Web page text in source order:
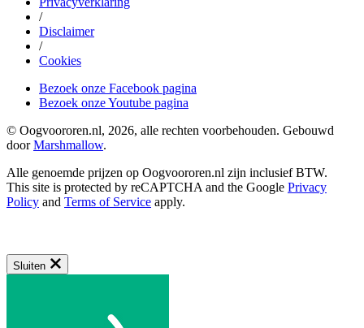
/
Disclaimer
/
Cookies
Bezoek onze Facebook pagina
Bezoek onze Youtube pagina
© Oogvoororen.nl, 2026, alle rechten voorbehouden. Gebouwd
doorMarshmallow.
Alle genoemde prijzen op Oogvoororen.nl zijn inclusief BTW.
This site is protected by reCAPTCHA and the Google Privacy
Policy and Terms of Service apply.
Sluiten